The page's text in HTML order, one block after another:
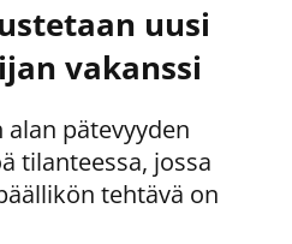
uusi
vakanssi
alan pätevyyden
tilanteessa, jossa
tehtävä on